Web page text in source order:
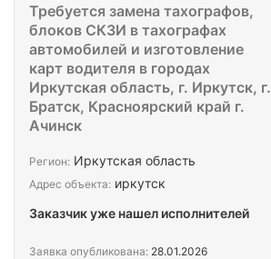
Требуется замена тахографов,
блоков СКЗИ в тахографах
автомобилей и изготовление
карт водителя в городах
Иркутская область, г. Иркутск, г.
Братск, Красноярский край г.
Ачинск
Регион: Иркутская область
Адрес объекта: иркутск
Заказчик уже нашел исполнителей
Заявка опубликована: 28.01.2026